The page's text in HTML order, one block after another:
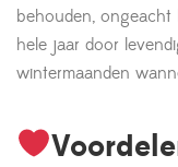
behouden,
hele jaar door
wintermaanden